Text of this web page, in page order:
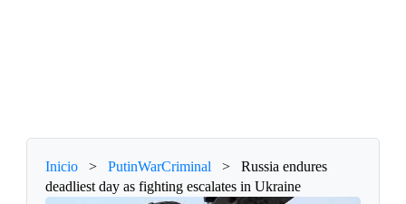
Inicio > PutinWarCriminal >
Russia endures
deadliest day as fighting escalates in Ukraine